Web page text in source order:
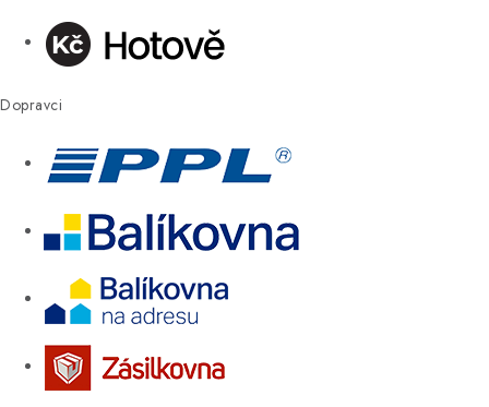
Dopravci